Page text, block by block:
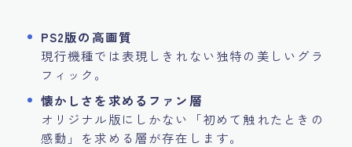
PS2版の高画質
現行機種では表現しきれない独特の美しいグラ
フィック。
懐かしさを求めるファン層
オリジナル版にしかない「初めて触れたときの
感動」を求める層が存在します。